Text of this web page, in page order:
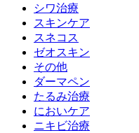
シワ治療
スキンケア
スネコス
ゼオスキン
その他
ダーマペン
たるみ治療
においケア
ニキビ治療